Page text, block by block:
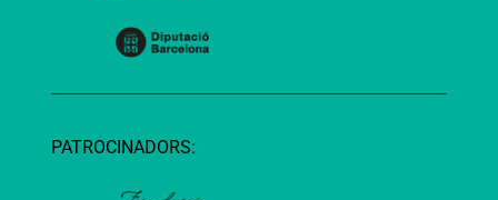
PATROCINADORS: